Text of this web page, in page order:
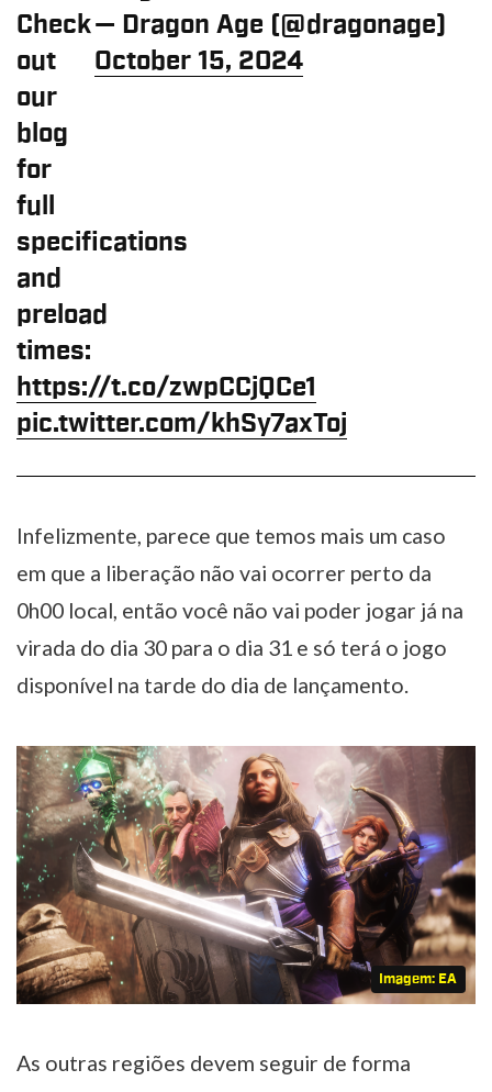
Check
out
our
blog
for
full
specifications
and
preload
times:
https://t.co/zwpCCjQCe1
pic.twitter.com/khSy7axToj
— Dragon Age (@dragonage)
October 15, 2024
Infelizmente, parece que temos mais um caso
em que a liberação não vai ocorrer perto da
0h00 local, então você não vai poder jogar já na
virada do dia 30 para o dia 31 e só terá o jogo
disponível na tarde do dia de lançamento.
Imagem: EA
As outras regiões devem seguir de forma